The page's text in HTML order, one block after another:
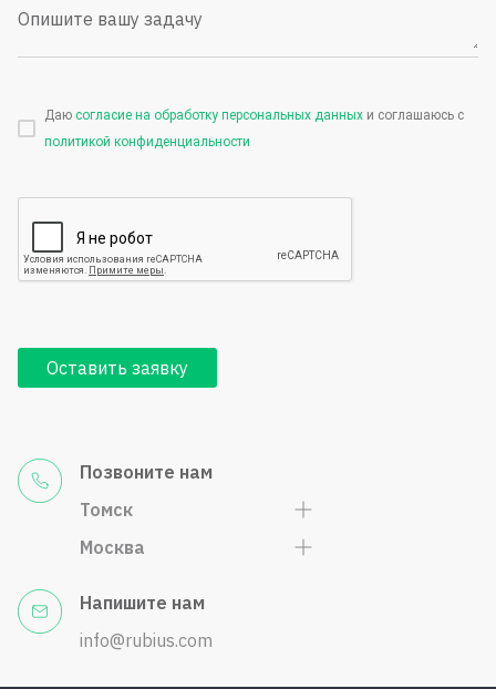
Опишите вашу задачу
Даю согласие на обработку персональных данных и соглашаюсь с
политикой конфиденциальности
Оставить заявку
Позвоните нам
Томск
Москва
Напишите нам
info@rubius.com